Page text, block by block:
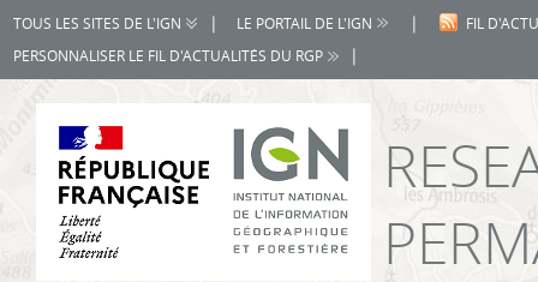
TOUS LES SITES DE L'IGN | LE PORTAIL DE L'IGN |
FIL
PERSONNALISER LE FIL D'ACTUALITÉS DU RGP
|